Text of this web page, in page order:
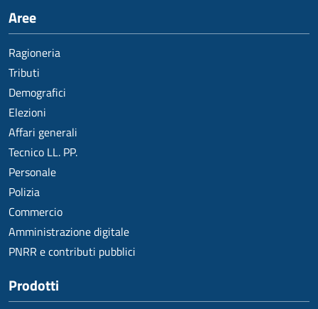
Aree
Ragioneria
Tributi
Demografici
Elezioni
Affari generali
Tecnico LL. PP.
Personale
Polizia
Commercio
Amministrazione digitale
PNRR e contributi pubblici
Prodotti